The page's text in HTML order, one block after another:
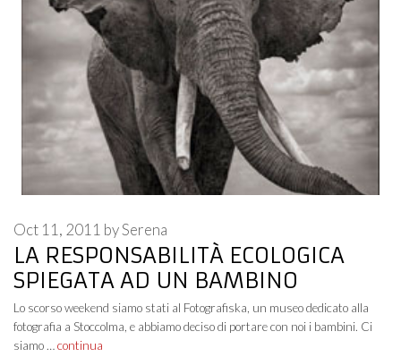
LA RESPONSABILITÀ ECOLOGICA
SPIEGATA AD UN BAMBINO
Oct 11, 2011 bySerena
Lo scorso weekend siamo stati al Fotografiska, un museo dedicato alla
fotografia a Stoccolma, e abbiamo deciso di portare con noi i bambini. Ci
siamo …continua